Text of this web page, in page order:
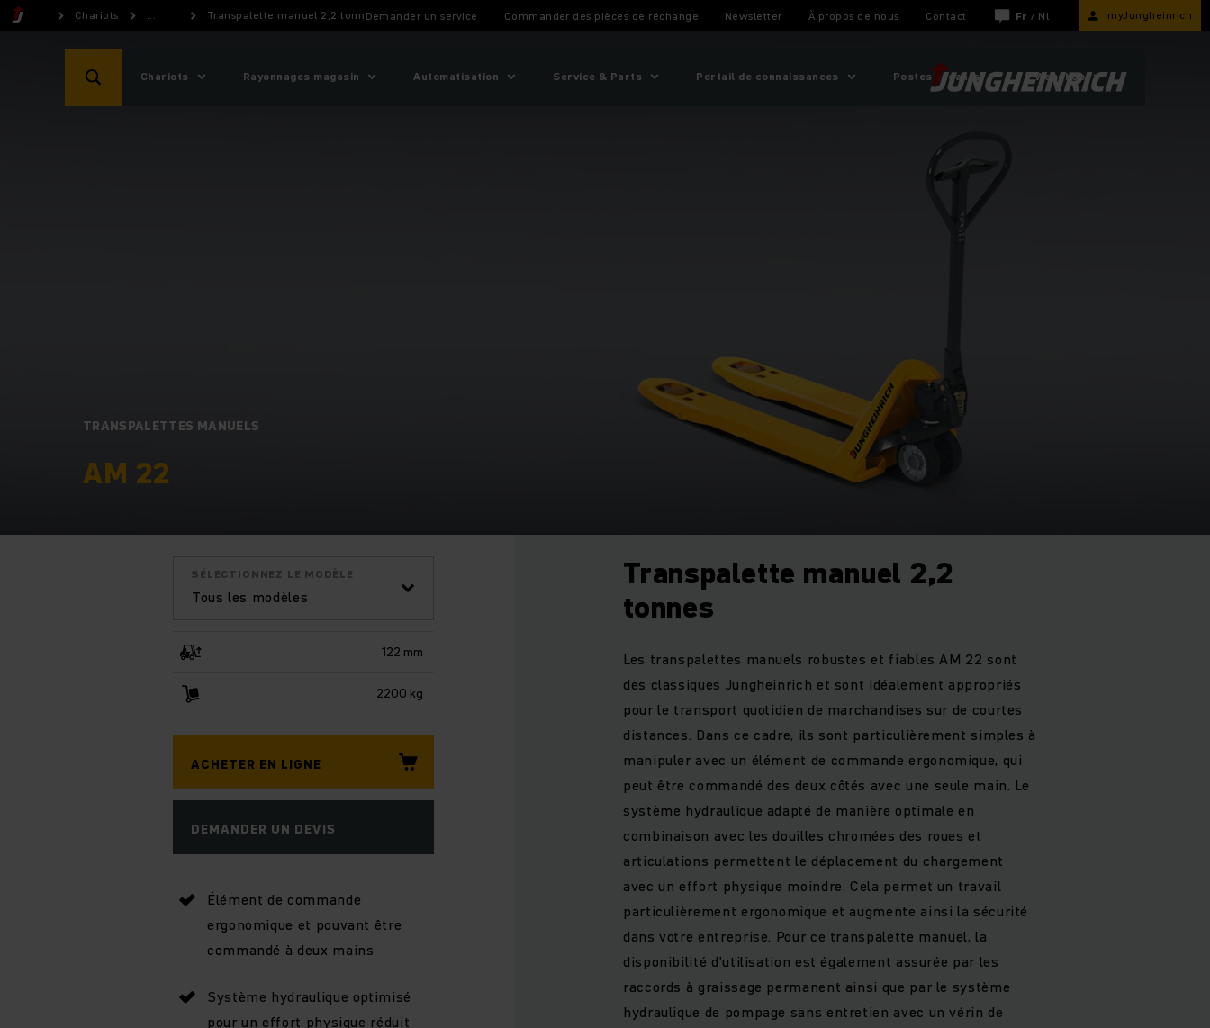
Chariots ... Transpalette manuel 2,2 tonnesDemander un service Commander des pièces de réchange Newsletter À propos de nous Contact Fr / Nl myJungheinrich
Chariots Rayonnages magasin Automatisation Service & Parts Portail de connaissances Postes vacants Webshop
TRANSPALETTES MANUELS
AM 22
Tous les modèles
SÉLECTIONNEZ LE MODÈLE
122 mm
2200 kg
ACHETER EN LIGNE
DEMANDER UN DEVIS
Élément de commande
ergonomique et pouvant être
commandé à deux mains
Système hydraulique optimisé
pour un effort physique réduit
Transpalette manuel 2,2
tonnes
Les transpalettes manuels robustes et fiables AM 22 sont
des classiques Jungheinrich et sont idéalement appropriés
pour le transport quotidien de marchandises sur de courtes
distances. Dans ce cadre, ils sont particulièrement simples à
manipuler avec un élément de commande ergonomique, qui
peut être commandé des deux côtés avec une seule main. Le
système hydraulique adapté de manière optimale en
combinaison avec les douilles chromées des roues et
articulations permettent le déplacement du chargement
avec un effort physique moindre. Cela permet un travail
particulièrement ergonomique et augmente ainsi la sécurité
dans votre entreprise. Pour ce transpalette manuel, la
disponibilité d’utilisation est également assurée par les
raccords à graissage permanent ainsi que par le système
hydraulique de pompage sans entretien avec un vérin de